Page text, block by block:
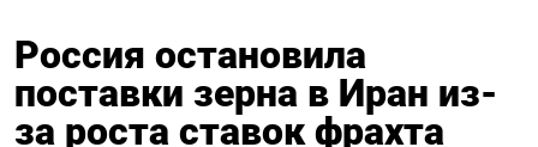
Россия остановила
поставки зерна в Иран из-
за роста ставок ​фрахта